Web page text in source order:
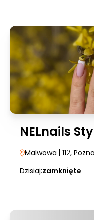
NELnails
Malwowa | 112,
Dzisiaj:zamknięte